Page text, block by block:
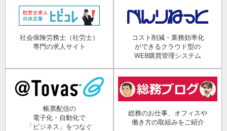
社会保険労務士（社労士）
専門の求人サイト
コスト削減・業務効率化
ができるクラウド型の
WEB購買管理システム
帳票配信の
電子化・自動化で
「ビジネス」をつなぐ
総務のお仕事、オフィスや
働き方の取組みをご紹介